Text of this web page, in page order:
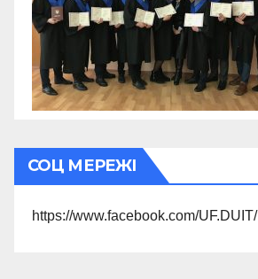
СОЦ МЕРЕЖІ
https://www.facebook.com/UF.DUIT/